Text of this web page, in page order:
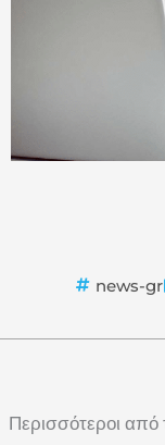
news-gr
Περισσότεροι από